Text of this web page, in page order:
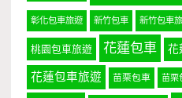
彰化包車旅遊 新竹包車 新竹包車
桃園包車旅遊 花蓮包車 花
花蓮包車旅遊 苗栗包車 苗栗